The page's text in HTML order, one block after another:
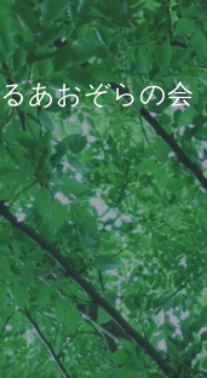
あおぞらの会